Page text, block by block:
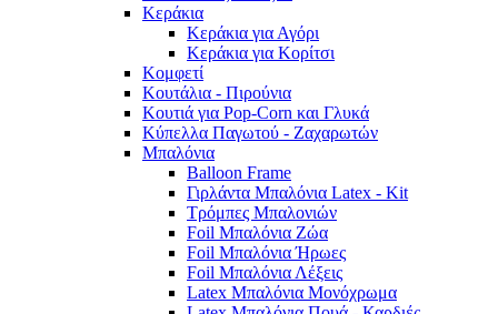
Κεράκια
Κεράκια για Αγόρι
Κεράκια για Κορίτσι
Κομφετί
Κουτάλια - Πιρούνια
Κουτιά για Pop-Corn και Γλυκά
Κύπελλα Παγωτού - Ζαχαρωτών
Μπαλόνια
Balloon Frame
Γιρλάντα Μπαλόνια Latex - Kit
Τρόμπες Μπαλονιών
Foil Μπαλόνια Ζώα
Foil Μπαλόνια Ήρωες
Foil Μπαλόνια Λέξεις
Latex Μπαλόνια Μονόχρωμα